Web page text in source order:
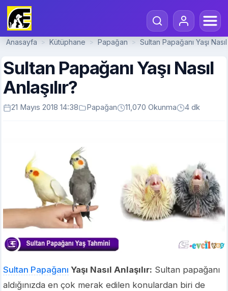
Anasayfa > Kütüphane > Papağan > Sultan Papağanı Yaşı Nasıl
Sultan Papağanı Yaşı Nasıl
Anlaşılır?
21 Mayıs 2018 14:38 Papağan 11,070 Okunma 4 dk
Sultan Papağanı Yaşı Nasıl Anlaşılır: Sultan papağanı
aldığınızda en çok merak edilen konulardan biri de